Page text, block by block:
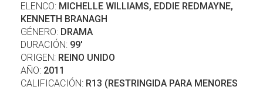
ELENCO: MICHELLE WILLIAMS, EDDIE REDMAYNE,
KENNETH BRANAGH
GÉNERO: DRAMA
DURACIÓN: 99'
ORIGEN: REINO UNIDO
AÑO: 2011
CALIFICACIÓN: R13 (RESTRINGIDA PARA MENORES